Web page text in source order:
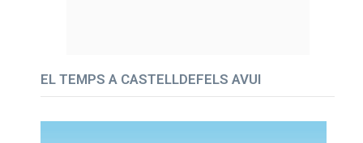
EL TEMPS A CASTELLDEFELS AVUI